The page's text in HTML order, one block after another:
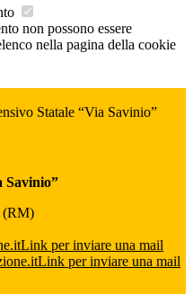
non possono essere
nella pagina della cookie
Statale “Via Savinio”
Savinio”
(RM)
Link per inviare una mail
Link per inviare una mail